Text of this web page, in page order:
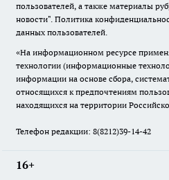
пользователей, а также материалы
новости". Политика
данных пользователей.
«На информационном ресурсе
технологии (информационные
информации на основе сбора,
относящихся к предпочтениям
находящихся на территории
Телефон редакции: 8(8212)39-14-42
16+